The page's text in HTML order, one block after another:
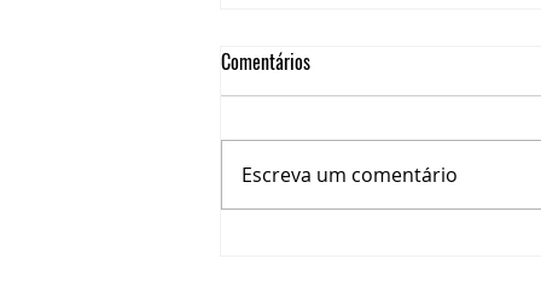
Comentários
Escreva um comentário